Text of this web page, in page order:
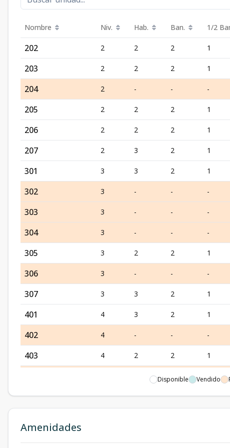
Nombre Niv. Hab. Ban. 1/2
202 2 2 2 1
203 2 2 2 1
204 2 - - -
205 2 2 2 1
206 2 2 2 1
207 2 3 2 1
301 3 3 2 1
302 3 - - -
303 3 - - -
304 3 - - -
305 3 2 2 1
306 3 - - -
307 3 3 2 1
401 4 3 2 1
402 4 - - -
403 4 2 2 1
- -
405 4 2 2 1
Disponible Vendido
Amenidades